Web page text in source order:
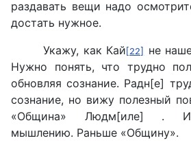
раздавать вещи надо
достать нужное.
Укажу, как Кай [22]
не
Нужно понять, что трудно
обновляя сознание. Радн[е]
сознание, но вижу полезный
«Община» Людм[иле] .
мышлению. Раньше «Общину».